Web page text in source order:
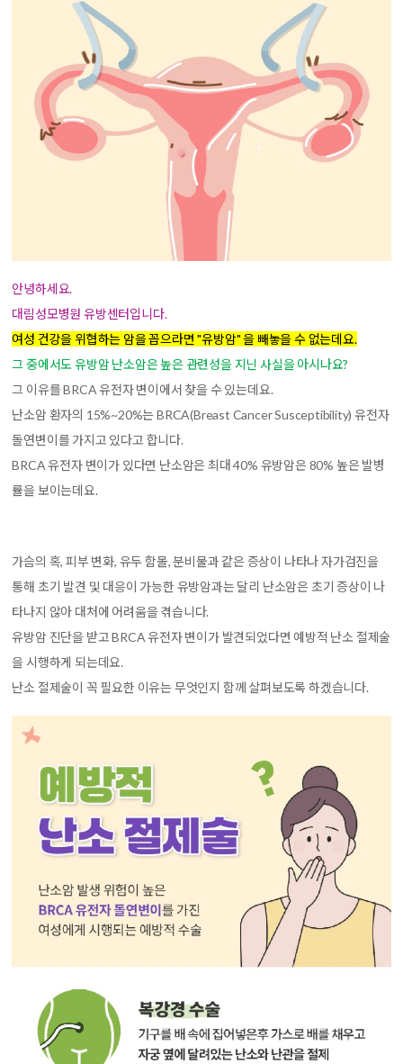
안녕하세요.
대림성모병원 유방센터입니다.
여성 건강을 위협하는 암을 꼽으라면 "유방암" 을 빼놓을 수 없는데요.
그 중에서도 유방암 난소암은 높은 관련성을 지닌 사실을 아시나요?
그 이유를 BRCA 유전자 변이에서 찾을 수 있는데요.
난소암 환자의 15%~20%는 BRCA(Breast Cancer Susceptibility) 유전자
돌연변이를 가지고 있다고 합니다.
BRCA 유전자 변이가 있다면 난소암은 최대 40% 유방암은 80% 높은 발병
률을 보이는데요.
가슴의 혹, 피부 변화, 유두 함몰, 분비물과 같은 증상이 나타나 자가검진을
통해 초기 발견 및 대응이 가능한 유방암과는 달리 난소암은 초기 증상이 나
타나지 않아 대처에 어려움을 겪습니다.
유방암 진단을 받고 BRCA 유전자 변이가 발견되었다면 예방적 난소 절제술
을 시행하게 되는데요.
난소 절제술이 꼭 필요한 이유는 무엇인지 함께 살펴보도록 하겠습니다.